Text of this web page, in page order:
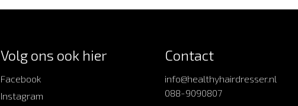
Volg ons ook hier
Facebook
Instagram
Contact
info@healthyhairdresser.nl
088-9090807